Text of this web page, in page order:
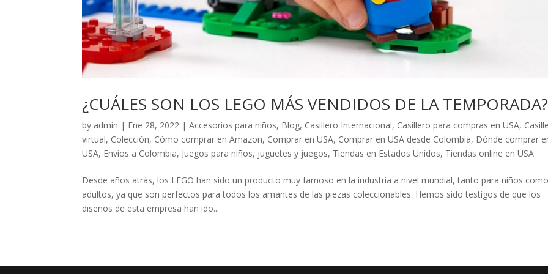
¿CUÁLES SON LOS LEGO MÁS VENDIDOS DE LA TEMPORADA?
by admin | Ene 28, 2022 |Accesorios para niños, Blog, Casillero Internacional, Casillero para compras en USA,
virtual, Colección, Cómo comprar en Amazon, Comprar en USA, Comprar en USA desde Colombia, Dónde comprar
USA, Envíos a Colombia, Juegos para niños, juguetes y juegos, Tiendas en Estados Unidos, Tiendas online en USA
Desde años atrás, los LEGO han sido un producto muy famoso en la industria a nivel mundial, tanto para niños como
adultos, ya que son perfectos para todos los amantes de las piezas coleccionables. Hemos sido testigos de que los
diseños de esta empresa han ido...